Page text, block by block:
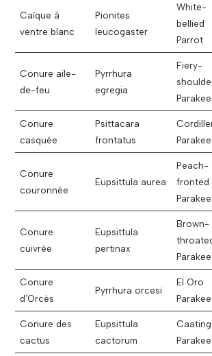
Caïque à
ventre blanc
Pionites
leucogaster
White-
bellied
Parrot
Conure aile-
de-feu
Pyrrhura
egregia
Fiery-
Conure
casquée
Psittacara
frontatus
Conure
couronnée
Eupsittula aurea
Peach-
fronted
Conure
cuivrée
Eupsittula
pertinax
Brown-
Conure
d’Orcès
Pyrrhura orcesi
El Oro
Conure des
cactus
Eupsittula
cactorum